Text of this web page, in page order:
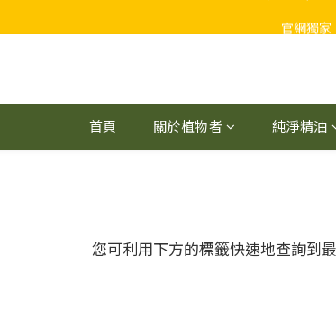
官網獨
官網獨
植物者官
首頁 關於植物者 純淨精油
您可利用下方的標籤快速地查詢到